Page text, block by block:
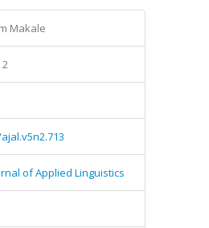
Makale
2
of Applied Linguistics